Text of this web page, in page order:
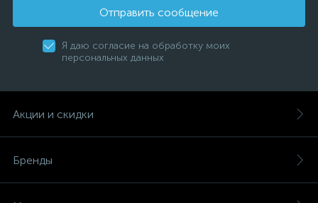
Отправить сообщение
Я даю согласие на обработку моих
персональных данных
Акции и скидки
Бренды